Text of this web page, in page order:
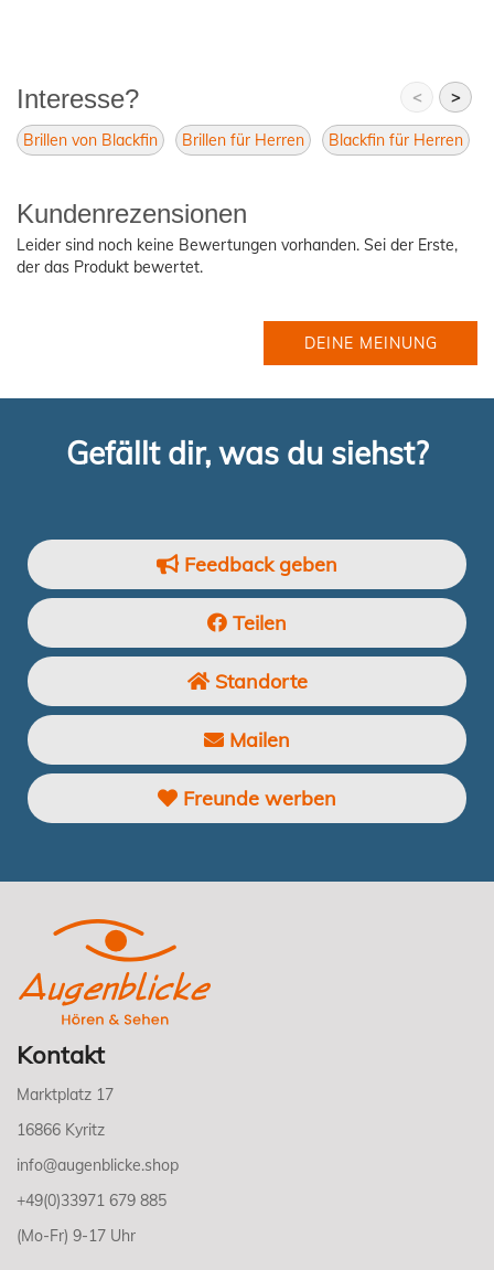
Interesse? < >
Brillen von Blackfin Brillen für Herren Blackfin für Herren
Kundenrezensionen
Leider sind noch keine Bewertungen vorhanden. Sei der Erste,
der das Produkt bewertet.
DEINE MEINUNG
Gefällt dir, was du siehst?
Feedback geben
Teilen
Standorte
Mailen
Freunde werben
Kontakt
Marktplatz 17
16866 Kyritz
info@augenblicke.shop
+49(0)33971 679 885
(Mo-Fr) 9-17 Uhr